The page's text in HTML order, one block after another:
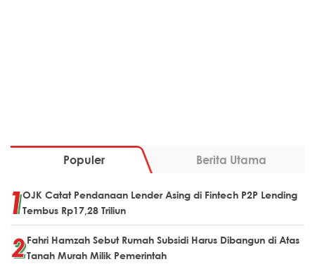
Populer Berita Utama
OJK Catat Pendanaan Lender Asing di Fintech P2P Lending
Tembus Rp17,28 Triliun
Fahri Hamzah Sebut Rumah Subsidi Harus Dibangun di Atas
Tanah Murah Milik Pemerintah